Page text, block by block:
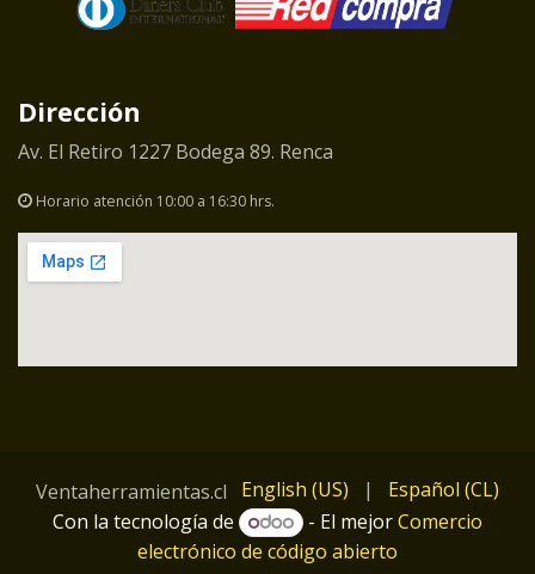
Dirección
Av. El Retiro 1227 Bodega 89. Renca
Horario atención 10:00 a 16:30 hrs.
Ventaherramientas.cl English (US) |
Español (CL)
Con la tecnología de
- El mejorComercio
electrónico de código abierto